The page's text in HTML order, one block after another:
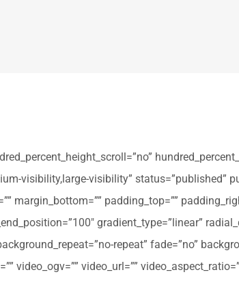
visibility,large-visibility” status=”published”
margin_bottom=”” padding_top=””
gradient_type=”linear”
repeat” fade=”no”
video_ogv=”” video_url=””